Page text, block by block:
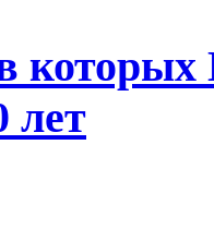
которых
лет